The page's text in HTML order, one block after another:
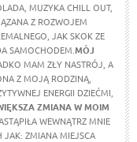
MUZYKA CHILL OUT,
Z ROZWOJEM
JAK SKOK ZE
SAMOCHODEM. MÓJ
MAM ZŁY NASTRÓJ, A
Z MOJĄ RODZINĄ,
ENERGII DZIEĆMI,
ZMIANA W MOIM
WEWNĄTRZ MNIE
JAK: ZMIANA MIEJSCA